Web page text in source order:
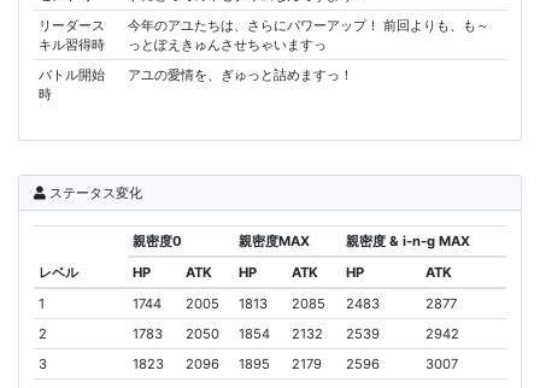
リーダース
キル習得時
今年のアユたちは、さらにパワーアップ！ 前回よりも、も～
っとぽえきゅんさせちゃいますっ
バトル開始
時
アユの愛情を、ぎゅっと詰めますっ！
ステータス変化
レベル
親密度0 親密度MAX
親密度 & i-n-g MAX
HP
ATK HP ATK HP
ATK
1
1744 2005 1813 2085 2483
2877
2
1783 2050 1854 2132 2539
2942
3
1823 2096 1895 2179 2596
3007